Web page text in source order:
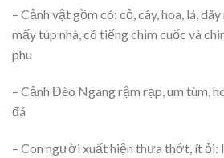
– Cảnh vật gồm có: cỏ, cây, hoa, lá,
mấy túp nhà, có tiếng chim cuốc và
phu
– Cảnh Đèo Ngang rậm rạp, um tùm,
đá
– Con người xuất hiện thưa thớt, ít ỏi: